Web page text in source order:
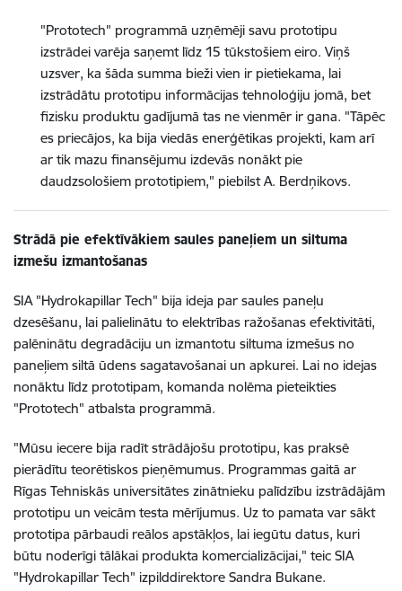
"Prototech" programmā uzņēmēji savu prototipu
izstrādei varēja saņemt līdz 15 tūkstošiem eiro. Viņš
uzsver, ka šāda summa bieži vien ir pietiekama, lai
izstrādātu prototipu informācijas tehnoloģiju jomā, bet
fizisku produktu gadījumā tas ne vienmēr ir gana. "Tāpēc
es priecājos, ka bija viedās enerģētikas projekti, kam arī
ar tik mazu finansējumu izdevās nonākt pie
daudzsološiem prototipiem," piebilst A. Berdņikovs.
Strādā pie efektīvākiem saules paneļiem un siltuma
izmešu izmantošanas
SIA "Hydrokapillar Tech" bija ideja par saules paneļu
dzesēšanu, lai palielinātu to elektrības ražošanas efektivitāti,
palēninātu degradāciju un izmantotu siltuma izmešus no
paneļiem siltā ūdens sagatavošanai un apkurei. Lai no idejas
nonāktu līdz prototipam, komanda nolēma pieteikties
"Prototech" atbalsta programmā.
"Mūsu iecere bija radīt strādājošu prototipu, kas praksē
pierādītu teorētiskos pieņēmumus. Programmas gaitā ar
Rīgas Tehniskās universitātes zinātnieku palīdzību izstrādājām
prototipu un veicām testa mērījumus. Uz to pamata var sākt
prototipa pārbaudi reālos apstākļos, lai iegūtu datus, kuri
būtu noderīgi tālākai produkta komercializācijai," teic SIA
"Hydrokapillar Tech" izpilddirektore Sandra Bukane.